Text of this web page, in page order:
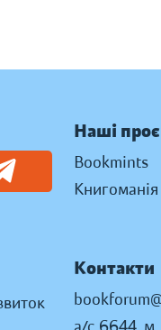
Наші
Bookmints
Книгоманія
Контакти